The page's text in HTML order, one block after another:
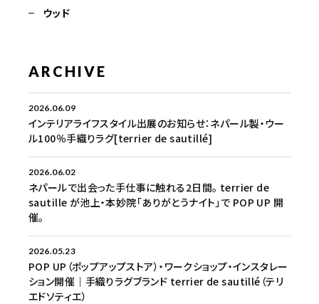
ウッド
ARCHIVE
2026.06.09
インテリアライフスタイル出展のお知らせ：ネパール製・ウー
ル100％手織りラグ[terrier de sautillé]
2026.06.02
ネパールで出会った手仕事に触れる2日間。 terrier de
sautille が池上・本妙院「ありがとうナイト」で POP UP 開
催。
2026.05.23
POP UP（ポップアップストア）・ワークショップ・インスタレー
ション開催｜手織りラグブランド terrier de sautillé（テリ
エドソティエ）